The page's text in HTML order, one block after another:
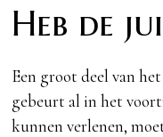
Heb de
Een groot deel van
gebeurt al in het
kunnen verlenen,